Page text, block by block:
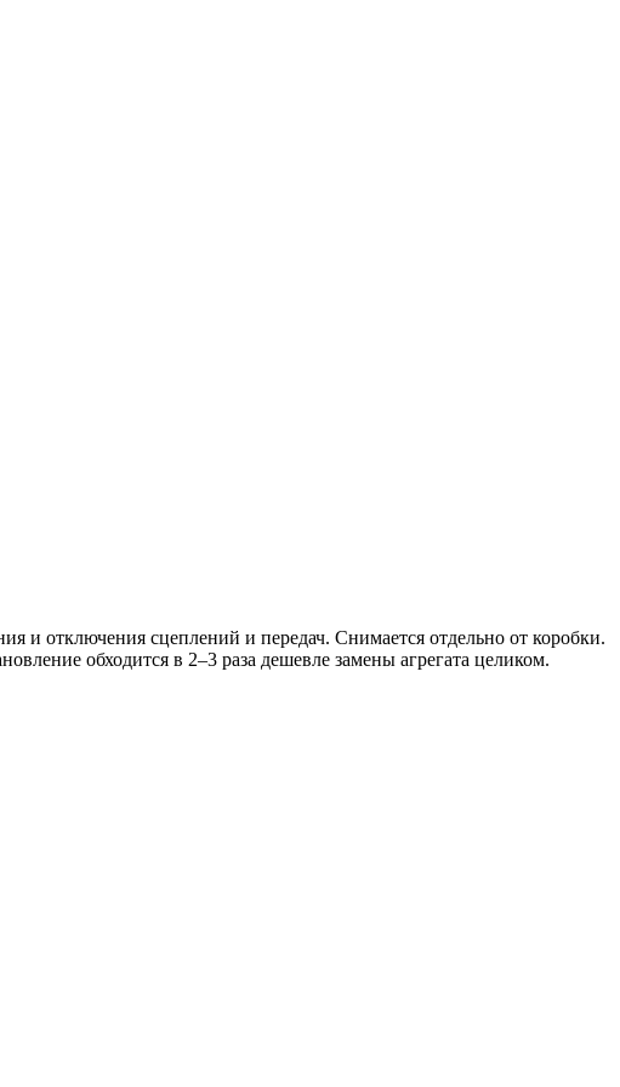
и отключения сцеплений и передач. Снимается отдельно от коробки.
обходится в 2–3 раза дешевле замены агрегата целиком.